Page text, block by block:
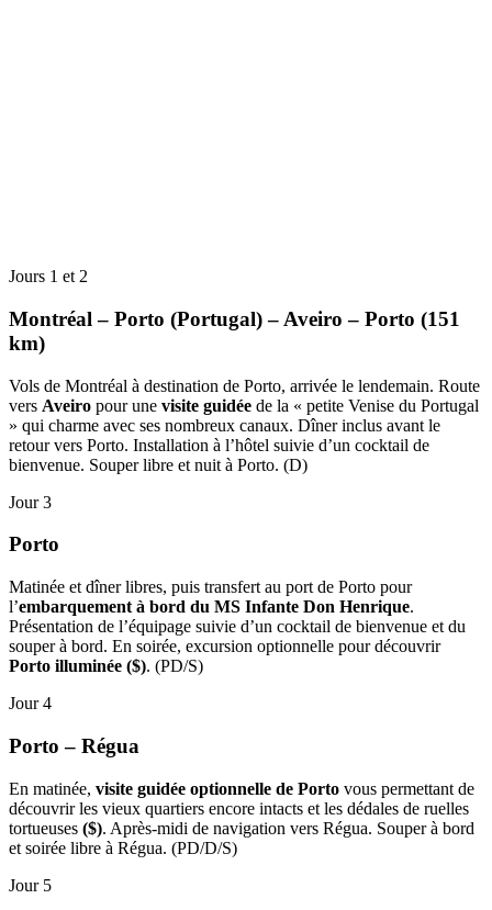
Jours 1 et 2
Montréal – Porto (Portugal) – Aveiro – Porto (151
km)
Vols de Montréal à destination de Porto, arrivée le lendemain. Route
vers Aveiro pour une visite guidée de la « petite Venise du Portugal
» qui charme avec ses nombreux canaux. Dîner inclus avant le
retour vers Porto. Installation à l’hôtel suivie d’un cocktail de
bienvenue. Souper libre et nuit à Porto. (D)
Jour 3
Porto
Matinée et dîner libres, puis transfert au port de Porto pour
l’embarquement à bord du MS Infante Don Henrique.
Présentation de l’équipage suivie d’un cocktail de bienvenue et du
souper à bord. En soirée, excursion optionnelle pour découvrir
Porto illuminée ($). (PD/S)
Jour 4
Porto – Régua
En matinée, visite guidée optionnelle de Porto vous permettant de
découvrir les vieux quartiers encore intacts et les dédales de ruelles
tortueuses ($). Après-midi de navigation vers Régua. Souper à bord
et soirée libre à Régua. (PD/D/S)
Jour 5